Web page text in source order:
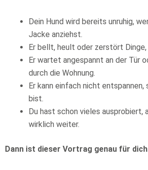
Dein Hund wird bereits unruhig,
Jacke anziehst.
Er bellt, heult oder zerstört
Er wartet angespannt an der Tür
durch die Wohnung.
Er kann einfach nicht entspannen,
bist.
Du hast schon vieles ausprobiert,
wirklich weiter.
Dann ist dieser Vortrag genau für